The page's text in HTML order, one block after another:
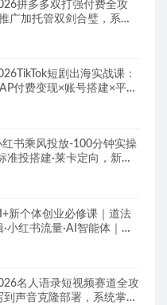
拼多多双打强付费全攻
广加托管双剑合璧，系统
短剧出海实战课：
付费变现×账号搭建×平台
红书乘风投放-100分钟实操
准投搭建·莱卡定向，新店
新个体创业必修课｜道法
小红书流量·AI智能体｜低
名人语录短视频赛道全攻
声音克隆部署，系统掌握